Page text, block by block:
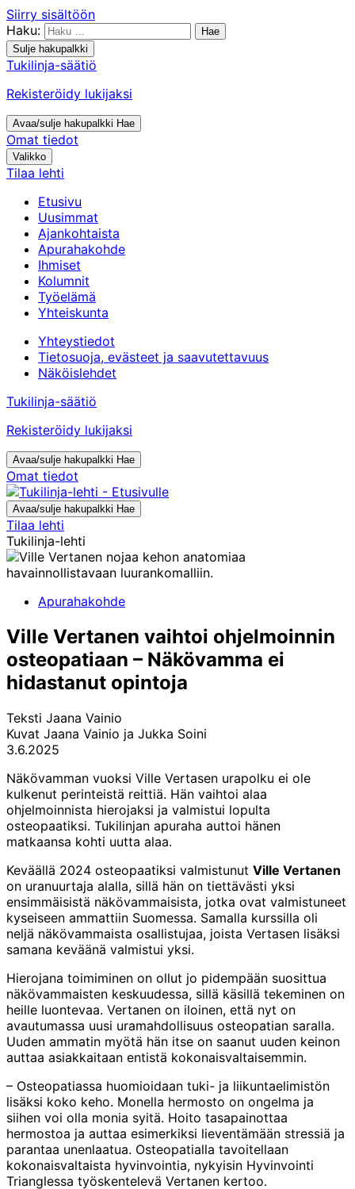
Siirry sisältöön
Haku:
Sulje hakupalkki
Tukilinja-säätiö
Rekisteröidy lukijaksi
Avaa/sulje hakupalkki Hae
Omat tiedot
Valikko
Tilaa lehti
Etusivu
Uusimmat
Ajankohtaista
Apurahakohde
Ihmiset
Kolumnit
Työelämä
Yhteiskunta
Yhteystiedot
Tietosuoja, evästeet ja saavutettavuus
Näköislehdet
Tukilinja-säätiö
Rekisteröidy lukijaksi
Avaa/sulje hakupalkki Hae
Omat tiedot
Avaa/sulje hakupalkki Hae
Tilaa lehti
Tukilinja-lehti
Apurahakohde
Ville Vertanen vaihtoi ohjelmoinnin
osteopatiaan – Näkövamma ei
hidastanut opintoja
Teksti Jaana Vainio
Kuvat Jaana Vainio ja Jukka Soini
3.6.2025
Näkövamman vuoksi Ville Vertasen urapolku ei ole
kulkenut perinteistä reittiä. Hän vaihtoi alaa
ohjelmoinnista hierojaksi ja valmistui lopulta
osteopaatiksi. Tukilinjan apuraha auttoi hänen
matkaansa kohti uutta alaa.
Keväällä 2024 osteopaatiksi valmistunut Ville Vertanen
on uranuurtaja alalla, sillä hän on tiettävästi yksi
ensimmäisistä näkövammaisista, jotka ovat valmistuneet
kyseiseen ammattiin Suomessa. Samalla kurssilla oli
neljä näkövammaista osallistujaa, joista Vertasen lisäksi
samana keväänä valmistui yksi.
Hierojana toimiminen on ollut jo pidempään suosittua
näkövammaisten keskuudessa, sillä käsillä tekeminen on
heille luontevaa. Vertanen on iloinen, että nyt on
avautumassa uusi uramahdollisuus osteopatian saralla.
Uuden ammatin myötä hän itse on saanut uuden keinon
auttaa asiakkaitaan entistä kokonaisvaltaisemmin.
– Osteopatiassa huomioidaan tuki- ja liikuntaelimistön
lisäksi koko keho. Monella hermosto on ongelma ja
siihen voi olla monia syitä. Hoito tasapainottaa
hermostoa ja auttaa esimerkiksi lieventämään stressiä ja
parantaa unenlaatua. Osteopatialla tavoitellaan
kokonaisvaltaista hyvinvointia, nykyisin Hyvinvointi
Trianglessa työskentelevä Vertanen kertoo.